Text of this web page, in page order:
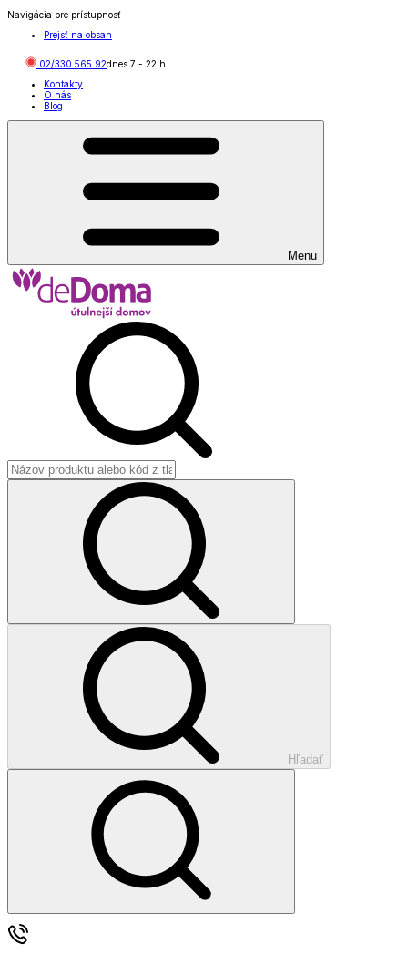
Navigácia pre prístupnosť
Prejsť na obsah
02/330 565 92dnes 7 - 22 h
Kontakty
O nás
Blog
Menu
Hľadať